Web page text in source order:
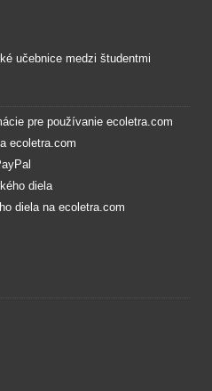
učebnice medzi študentmi
pre používanie ecoletra.com
ecoletra.com
diela
diela na ecoletra.com